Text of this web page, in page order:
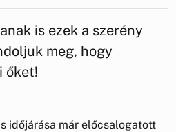
is ezek a szerény
meg, hogy
őket!
időjárása már előcsalogatott